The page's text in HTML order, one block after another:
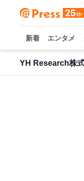
新着 エンタメ
YH Research株